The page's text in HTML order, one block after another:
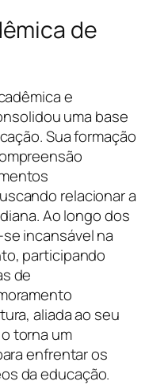
de
e
uma base
Sua formação
relacionar a
Ao longo dos
incansável na
participando
de
aliada ao seu
torna um
enfrentar os
da educação.